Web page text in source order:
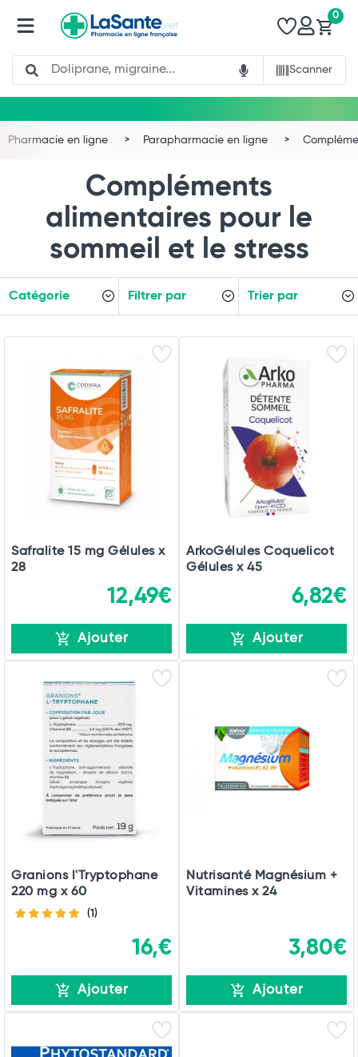
Search
Scanner
0
Total
Commander
Pharmacie en ligne Parapharmacie en ligne
Compléments
alimentaires pour le
sommeil et le stress
Catégorie Filtrer par Trier par
Safralite 15 mg Gélules x
28
12,49€
Ajouter
ArkoGélules Coquelicot
Gélules x 45
6,82€
Ajouter
Granions l'Tryptophane
220 mg x 60
(1)
16,€
Ajouter
Nutrisanté Magnésium +
Vitamines x 24
3,80€
Ajouter